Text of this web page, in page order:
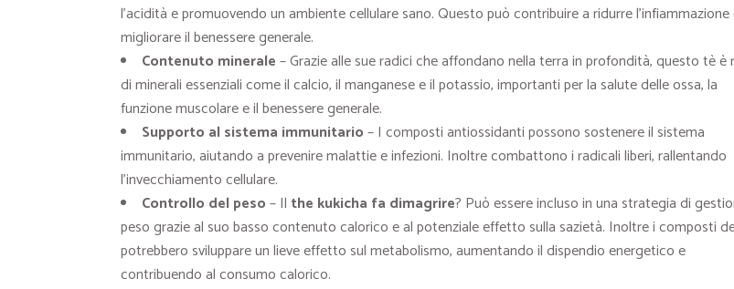
l’acidità e promuovendo un ambiente cellulare sano. Questo può contribuire a ridurre l’infiammazione
migliorare il benessere generale.
Contenuto minerale– Grazie alle sue radici che affondano nella terra in profondità, questo tè è
di minerali essenziali come il calcio, il manganese e il potassio, importanti per la salute delle ossa, la
funzione muscolare e il benessere generale.
Supporto al sistema immunitario– I composti antiossidanti possono sostenere il sistema
immunitario, aiutando a prevenire malattie e infezioni. Inoltre combattono i radicali liberi, rallentando
l’invecchiamento cellulare.
Controllo del peso– Il the kukicha fa dimagrire? Può essere incluso in una strategia di
peso grazie al suo basso contenuto calorico e al potenziale effetto sulla sazietà. Inoltre i composti
potrebbero sviluppare un lieve effetto sul metabolismo, aumentando il dispendio energetico e
contribuendo al consumo calorico.